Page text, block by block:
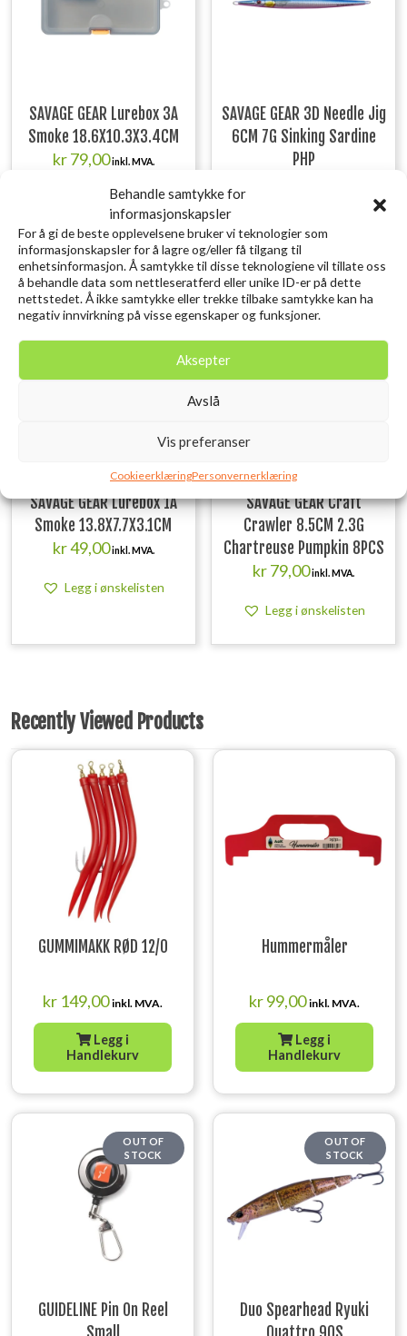
Behandle samtykke for
informasjonskapsler
For å gi de beste opplevelsene bruker vi teknologier som
informasjonskapsler for å lagre og/eller få tilgang til
enhetsinformasjon. Å samtykke til disse teknologiene vil tillate oss
å behandle data som nettleseratferd eller unike ID-er på dette
nettstedet. Å ikke samtykke eller trekke tilbake samtykke kan ha
negativ innvirkning på visse egenskaper og funksjoner.
Aksepter
Avslå
Vis preferanser
CookieerklæringPersonvernerklæring
SAVAGE GEAR Lurebox 3A
Smoke 18.6X10.3X3.4CM
kr79,00inkl. MVA.
Legg i ønskelisten
SAVAGE GEAR 3D Needle Jig
6CM 7G Sinking Sardine
PHP
Utsolgt
SAVAGE GEAR Lurebox 1A
Smoke 13.8X7.7X3.1CM
kr49,00inkl. MVA.
Legg i ønskelisten
SAVAGE GEAR Craft
Crawler 8.5CM 2.3G
Chartreuse Pumpkin 8PCS
kr79,00inkl. MVA.
Legg i ønskelisten
Recently Viewed Products
GUMMIMAKK RØD 12/0
kr 149,00 inkl. MVA.
Legg i
Handlekurv
Hummermåler
kr99,00 inkl. MVA.
Legg i
Handlekurv
OUT OF
STOCK
GUIDELINE Pin On Reel
OUT OF
STOCK
Duo Spearhead Ryuki